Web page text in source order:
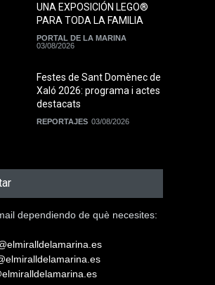
UNA EXPOSICIÓN LEGO®
PARA TODA LA FAMILIA
PORTAL DE LA MARINA
03/08/2026
Festes de Sant Domènec de
Xaló 2026: programa i actes
destacats
REPORTAJES 03/08/2026
dependiendo de què necesites: